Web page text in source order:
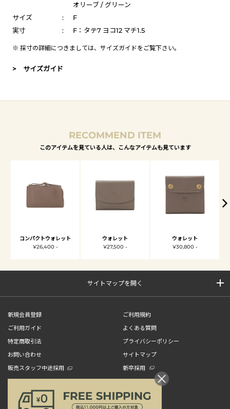
オリーブ / グリーン
サイズ
:
F
実寸
: F：タテ7 ヨコ12 マチ1.5
※ 採寸の詳細につきましては、 サイズガイドをご覧下さい。
> サイズガイド
RECOMMEND ITEM
このアイテムを見ている人は、こんなアイテムも見ています
コンパクトウォレット
¥26,400 -
ウォレット
¥27,500 -
ウォレット
¥30,800 -
サイトマップを開く
新規会員登録
ご利用規約
ご利用ガイド
よくある質問
特定商取引法
プライバシーポリシー
お問い合わせ
サイトマップ
販売スタッフ中途採用
新卒採用